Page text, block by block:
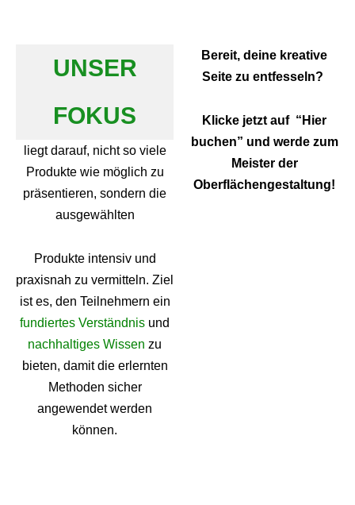
UNSER
FOKUS
liegt darauf, nicht so viele
Produkte wie möglich zu
präsentieren, sondern die
ausgewählten
Produkte intensiv und
praxisnah zu vermitteln. Ziel
ist es, den Teilnehmern ein
fundiertes Verständnis und
nachhaltiges Wissen zu
bieten, damit die erlernten
Methoden sicher
angewendet werden
können.
Bereit, deine kreative
Seite zu entfesseln?
Klicke jetzt auf “Hier
buchen” und werde zum
Meister der
Oberflächengestaltung!